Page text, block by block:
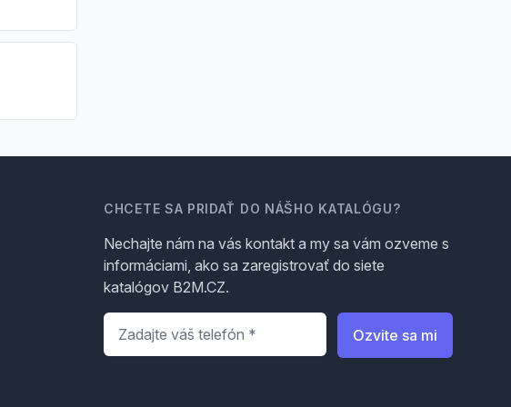
CHCETE SA PRIDAŤ DO NÁŠHO KATALÓGU?
Nechajte nám na vás kontakt a my sa vám ozveme s
informáciami, ako sa zaregistrovať do siete
katalógov B2M.CZ.
Telefón
Ozvite sa mi